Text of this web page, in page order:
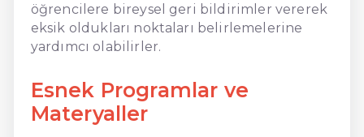
öğrencilere bireysel geri bildirimler vererek
eksik oldukları noktaları belirlemelerine
yardımcı olabilirler.
Esnek Programlar ve
Materyaller